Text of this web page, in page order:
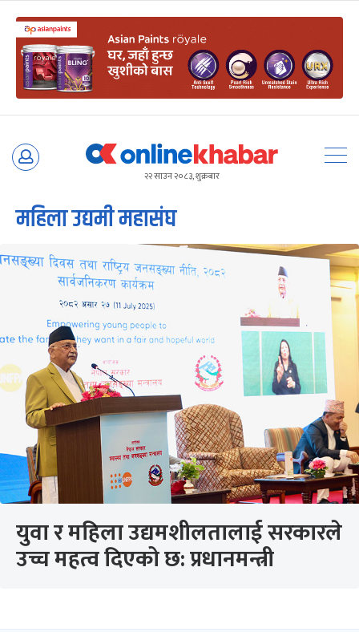
Skip
२२ साउन २०८३, शुक्रबार
महिला उद्यमी महासंघ
युवा र महिला उद्यमशीलतालाई सरकारले
उच्च महत्व दिएको छ: प्रधानमन्त्री